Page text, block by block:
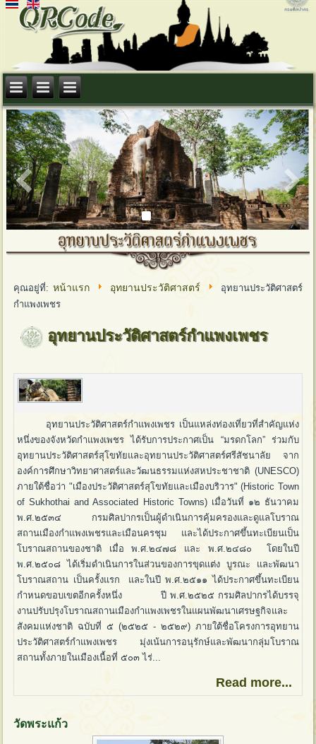
1 2 3
คุณอยู่ที่:หน้าแรก อุทยานประวัติศาสตร์
อุทยานประวัติศาสตร์
กำแพงเพชร
อุทยานประวัติศาสตร์กำแพงเพชร
อุทยานประวัติศาสตร์กำแพงเพชร เป็นแหล่งท่องเที่ยวที่สำคัญแห่ง
หนึ่งของจังหวัดกำแพงเพชร ได้รับการประกาศเป็น “มรดกโลก” ร่วมกับ
อุทยานประวัติศาสตร์สุโขทัยและอุทยานประวัติศาสตร์ศรีสัชนาลัย จาก
องค์การศึกษาวิทยาศาสตร์และวัฒนธรรมแห่งสหประชาชาติ (UNESCO)
ภายใต้ชื่อว่า "เมืองประวัติศาสตร์สุโขทัยและเมืองบริวาร" (Historic Town
of Sukhothai and Associated Historic Towns) เมื่อวันที่ ๑๒ ธันวาคม
พ.ศ.๒๕๓๔ กรมศิลปากรเป็นผู้ดำเนินการคุ้มครองและดูแลโบราณ
สถานเมืองกำแพงเพชรและเมือนครชุม และได้ประกาศขึ้นทะเบียนเป็น
โบราณสถานของชาติ เมื่อ พ.ศ.๒๔๗๘ และ พ.ศ.๒๔๘๐ โดยในปี
พ.ศ.๒๕๐๘ ได้เริ่มดำเนินการในส่วนของการขุดแต่ง บูรณะ และพัฒนา
โบราณสถาน เป็นครั้งแรก และในปี พ.ศ.๒๕๑๑ ได้ประกาศขึ้นทะเบียน
กำหนดขอบเขตอีกครั้งหนึ่ง ปี พ.ศ.๒๕๒๕ กรมศิลปากรได้บรรจุ
งานปรับปรุงโบราณสถานเมืองกำแพงเพชรในแผนพัฒนาเศรษฐกิจและ
สังคมแห่งชาติ ฉบับที่ ๕ (๒๕๒๕ - ๒๕๒๙) ภายใต้ชื่อโครงการอุทยาน
ประวัติศาสตร์กำแพงเพชร มุ่งเน้นการอนุรักษ์และพัฒนากลุ่มโบราณ
สถานทั้งภายในเมืองเนื้อที่ ๕๐๓ ไร่...
Read more...
วัดพระแก้ว